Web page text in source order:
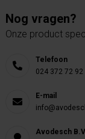
Nog vragen?
Onze product
Telefoon
024 372 72 92
E-mail
Avodesch